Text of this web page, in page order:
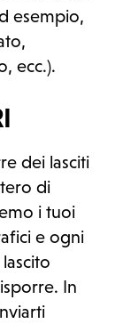
esempio,
ecc.).
dei lasciti
di
i tuoi
e ogni
In